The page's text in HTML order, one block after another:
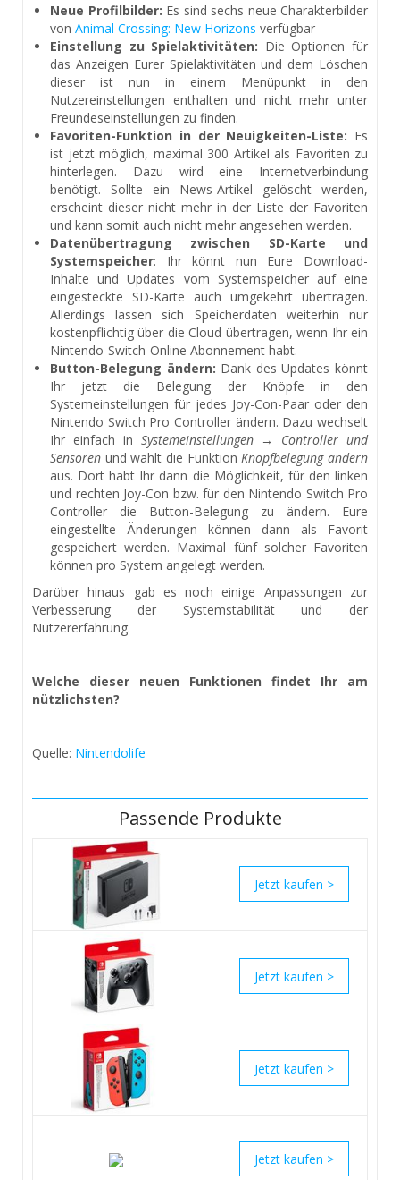
Neue Profilbilder: Es sind sechs neue Charakterbilder
von Animal Crossing: New Horizons verfügbar
Einstellung zu Spielaktivitäten: Die Optionen für
das Anzeigen Eurer Spielaktivitäten und dem Löschen
dieser ist nun in einem Menüpunkt in den
Nutzereinstellungen enthalten und nicht mehr unter
Freundeseinstellungen zu finden.
Favoriten-Funktion in der Neuigkeiten-Liste: Es
ist jetzt möglich, maximal 300 Artikel als Favoriten zu
hinterlegen. Dazu wird eine Internetverbindung
benötigt. Sollte ein News-Artikel gelöscht werden,
erscheint dieser nicht mehr in der Liste der Favoriten
und kann somit auch nicht mehr angesehen werden.
Datenübertragung zwischen SD-Karte und
Systemspeicher: Ihr könnt nun Eure Download-
Inhalte und Updates vom Systemspeicher auf eine
eingesteckte SD-Karte auch umgekehrt übertragen.
Allerdings lassen sich Speicherdaten weiterhin nur
kostenpflichtig über die Cloud übertragen, wenn Ihr ein
Nintendo-Switch-Online Abonnement habt.
Button-Belegung ändern: Dank des Updates könnt
Ihr jetzt die Belegung der Knöpfe in den
Systemeinstellungen für jedes Joy-Con-Paar oder den
Nintendo Switch Pro Controller ändern. Dazu wechselt
Ihr einfach in Systemeinstellungen → Controller und
Sensoren und wählt die Funktion Knopfbelegung ändern
aus. Dort habt Ihr dann die Möglichkeit, für den linken
und rechten Joy-Con bzw. für den Nintendo Switch Pro
Controller die Button-Belegung zu ändern. Eure
eingestellte Änderungen können dann als Favorit
gespeichert werden. Maximal fünf solcher Favoriten
können pro System angelegt werden.
Darüber hinaus gab es noch einige Anpassungen zur
Verbesserung der Systemstabilität und der
Nutzererfahrung.
Welche dieser neuen Funktionen findet Ihr am
nützlichsten?
Quelle: Nintendolife
Passende Produkte
>
>
>
>